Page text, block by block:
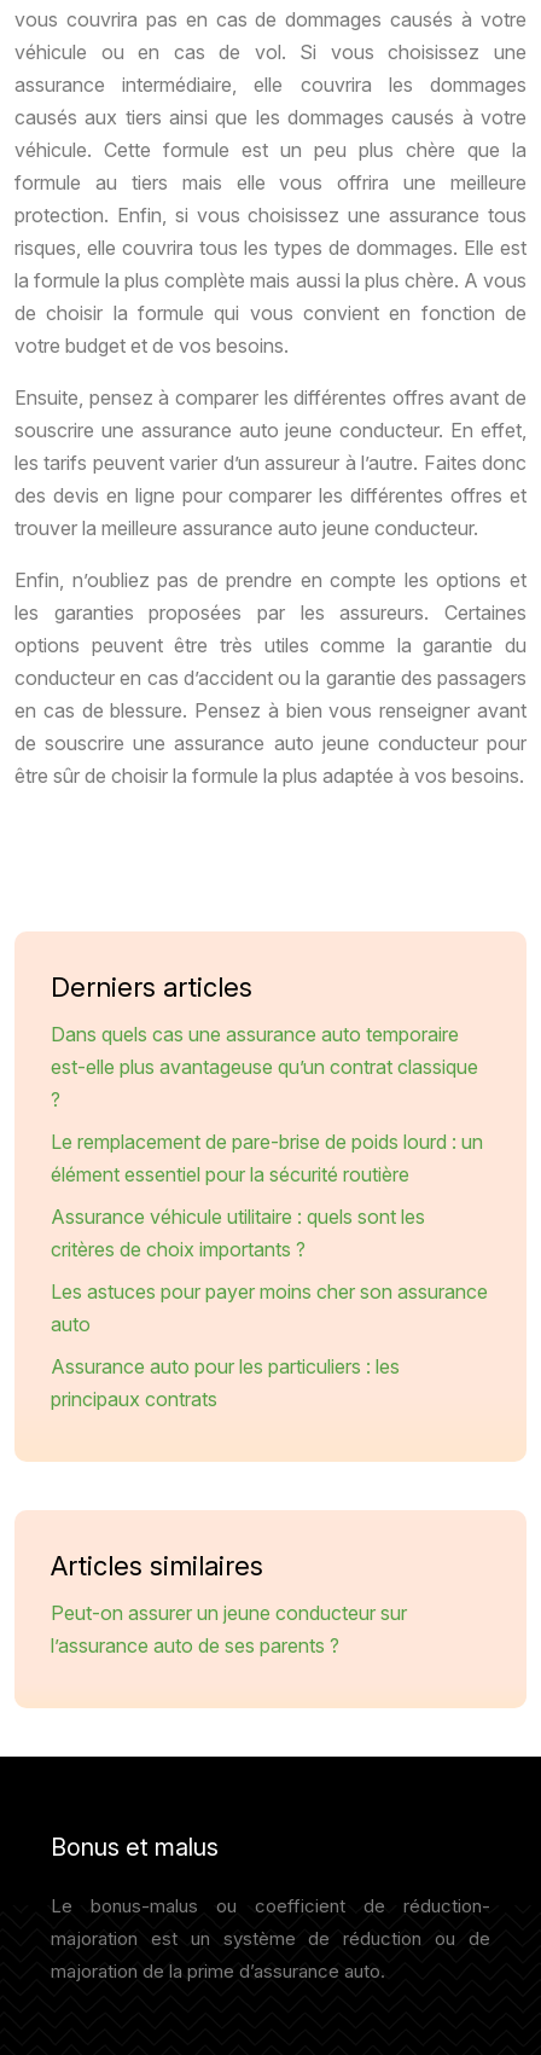
vous couvrira pas en cas de dommages causés à votre
véhicule ou en cas de vol. Si vous choisissez une
assurance intermédiaire, elle couvrira les dommages
causés aux tiers ainsi que les dommages causés à votre
véhicule. Cette formule est un peu plus chère que la
formule au tiers mais elle vous offrira une meilleure
protection. Enfin, si vous choisissez une assurance tous
risques, elle couvrira tous les types de dommages. Elle est
la formule la plus complète mais aussi la plus chère. A vous
de choisir la formule qui vous convient en fonction de
votre budget et de vos besoins.
Ensuite, pensez à comparer les différentes offres avant de
souscrire une assurance auto jeune conducteur. En effet,
les tarifs peuvent varier d’un assureur à l’autre. Faites donc
des devis en ligne pour comparer les différentes offres et
trouver la meilleure assurance auto jeune conducteur.
Enfin, n’oubliez pas de prendre en compte les options et
les garanties proposées par les assureurs. Certaines
options peuvent être très utiles comme la garantie du
conducteur en cas d’accident ou la garantie des passagers
en cas de blessure. Pensez à bien vous renseigner avant
de souscrire une assurance auto jeune conducteur pour
être sûr de choisir la formule la plus adaptée à vos besoins.
Derniers articles
Dans quels cas une assurance auto temporaire
est-elle plus avantageuse qu’un contrat classique
?
Le remplacement de pare-brise de poids lourd : un
élément essentiel pour la sécurité routière
Assurance véhicule utilitaire : quels sont les
critères de choix importants ?
Les astuces pour payer moins cher son assurance
auto
Assurance auto pour les particuliers : les
principaux contrats
Articles similaires
Peut-on assurer un jeune conducteur sur
l’assurance auto de ses parents ?
Bonus et malus
Le bonus-malus ou coefficient de réduction-
majoration est un système de réduction ou de
majoration de la prime d’assurance auto.